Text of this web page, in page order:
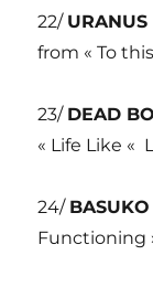
22/ URANUS
from « To
23/ DEAD
« Life Like «
24/ BASUKO
Functioning